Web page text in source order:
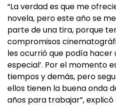
“La verdad es que me
novela, pero este año se
parte de una tira, porque
compromisos
les ocurrió que podía hacer
especial’. Por el momento
tiempos y demás, pero
ellos tienen la buena onda
años para trabajar”,